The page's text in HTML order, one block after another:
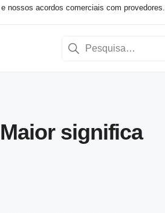
acordos comerciais com
significa